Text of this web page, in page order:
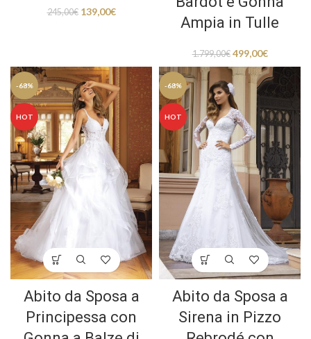
245,00€ 139,00€
Ampia in Tulle
1.799,00€ 499,00€
-68%
HOT
Abito da Sposa a
Principessa con
-68%
HOT
Abito da Sposa a
Sirena in Pizzo